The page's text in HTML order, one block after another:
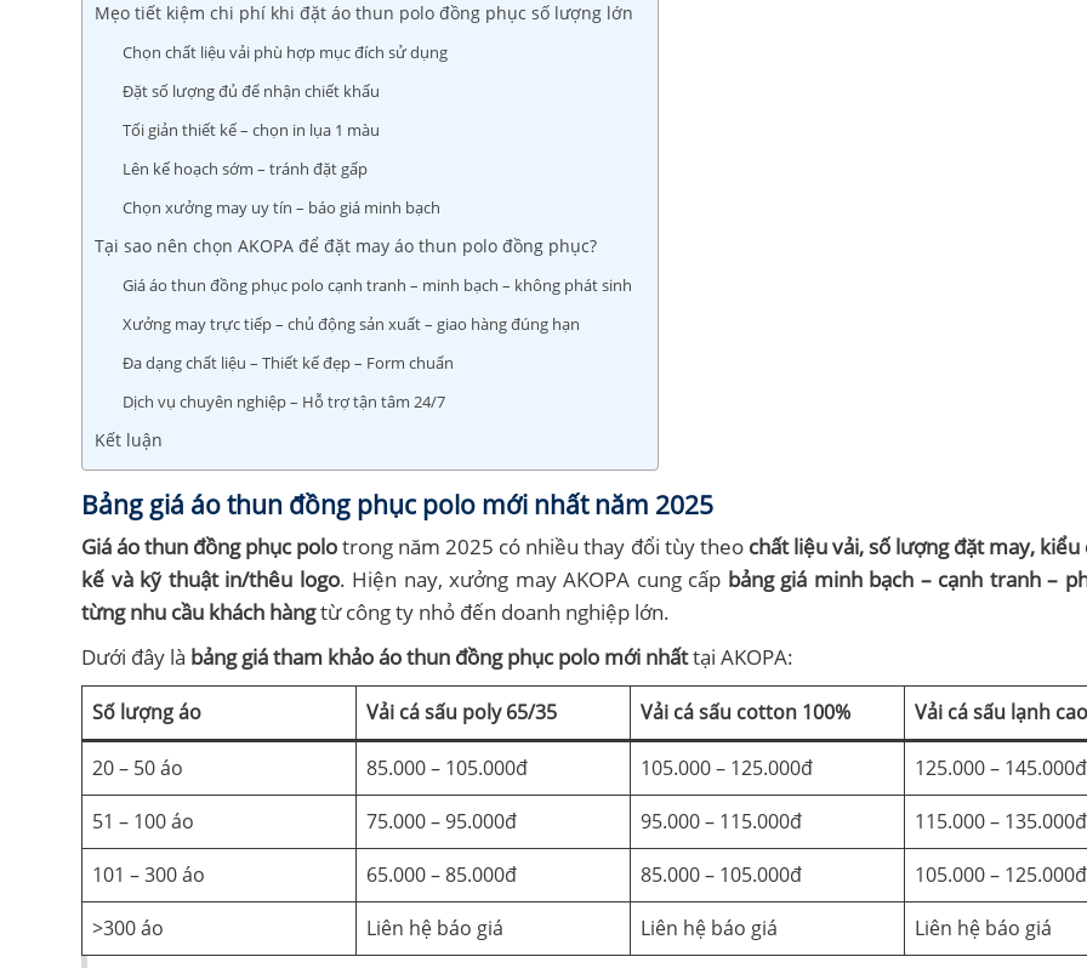
Mẹo tiết kiệm chi phí khi đặt áo thun polo đồng phục số lượng lớn
Chọn chất liệu vải phù hợp mục đích sử dụng
Đặt số lượng đủ để nhận chiết khấu
Tối giản thiết kế – chọn in lụa 1 màu
Lên kế hoạch sớm – tránh đặt gấp
Chọn xưởng may uy tín – báo giá minh bạch
Tại sao nên chọn AKOPA để đặt may áo thun polo đồng phục?
Giá áo thun đồng phục polo cạnh tranh – minh bạch – không phát sinh
Xưởng may trực tiếp – chủ động sản xuất – giao hàng đúng hạn
Đa dạng chất liệu – Thiết kế đẹp – Form chuẩn
Dịch vụ chuyên nghiệp – Hỗ trợ tận tâm 24/7
Kết luận
Bảng giá áo thun đồng phục polo mới nhất năm 2025
Giá áo thun đồng phục polotrong năm 2025 có nhiều thay đổi tùy theo chất liệu vải, số lượng đặt may,
kế và kỹ thuật in/thêu logo. Hiện nay, xưởng may AKOPA cung cấp bảng giá minh bạch – cạnh tranh –
từng nhu cầu khách hàngtừ công ty nhỏ đến doanh nghiệp lớn.
Dưới đây là bảng giá tham khảo áo thun đồng phục polo mới nhấttại AKOPA:
Số lượng áo Vải cá sấu poly 65/35 Vải cá sấu cotton 100% Vải cá sấu lạnh
20 – 50 áo 85.000 – 105.000đ 105.000 – 125.000đ
125.000 – 145.000đ
51 – 100 áo
75.000 – 95.000đ 95.000 – 115.000đ
115.000 – 135.000đ
101 – 300 áo
65.000 – 85.000đ 85.000 – 105.000đ
105.000 – 125.000đ
>300 áo
Liên hệ báo giá Liên hệ báo giá Liên hệ báo giá